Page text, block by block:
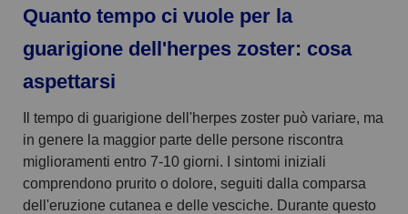
Quanto tempo ci vuole per la
guarigione dell'herpes zoster: cosa
aspettarsi
Il tempo di guarigione dell'herpes zoster può variare, ma
in genere la maggior parte delle persone riscontra
miglioramenti entro 7-10 giorni. I sintomi iniziali
comprendono prurito o dolore, seguiti dalla comparsa
dell'eruzione cutanea e delle vesciche. Durante questo